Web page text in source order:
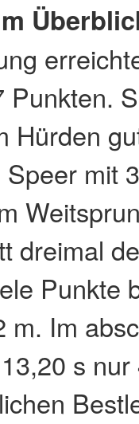
Punkten.
Hürden
mit
dreimal
Punkte
m. Im
s